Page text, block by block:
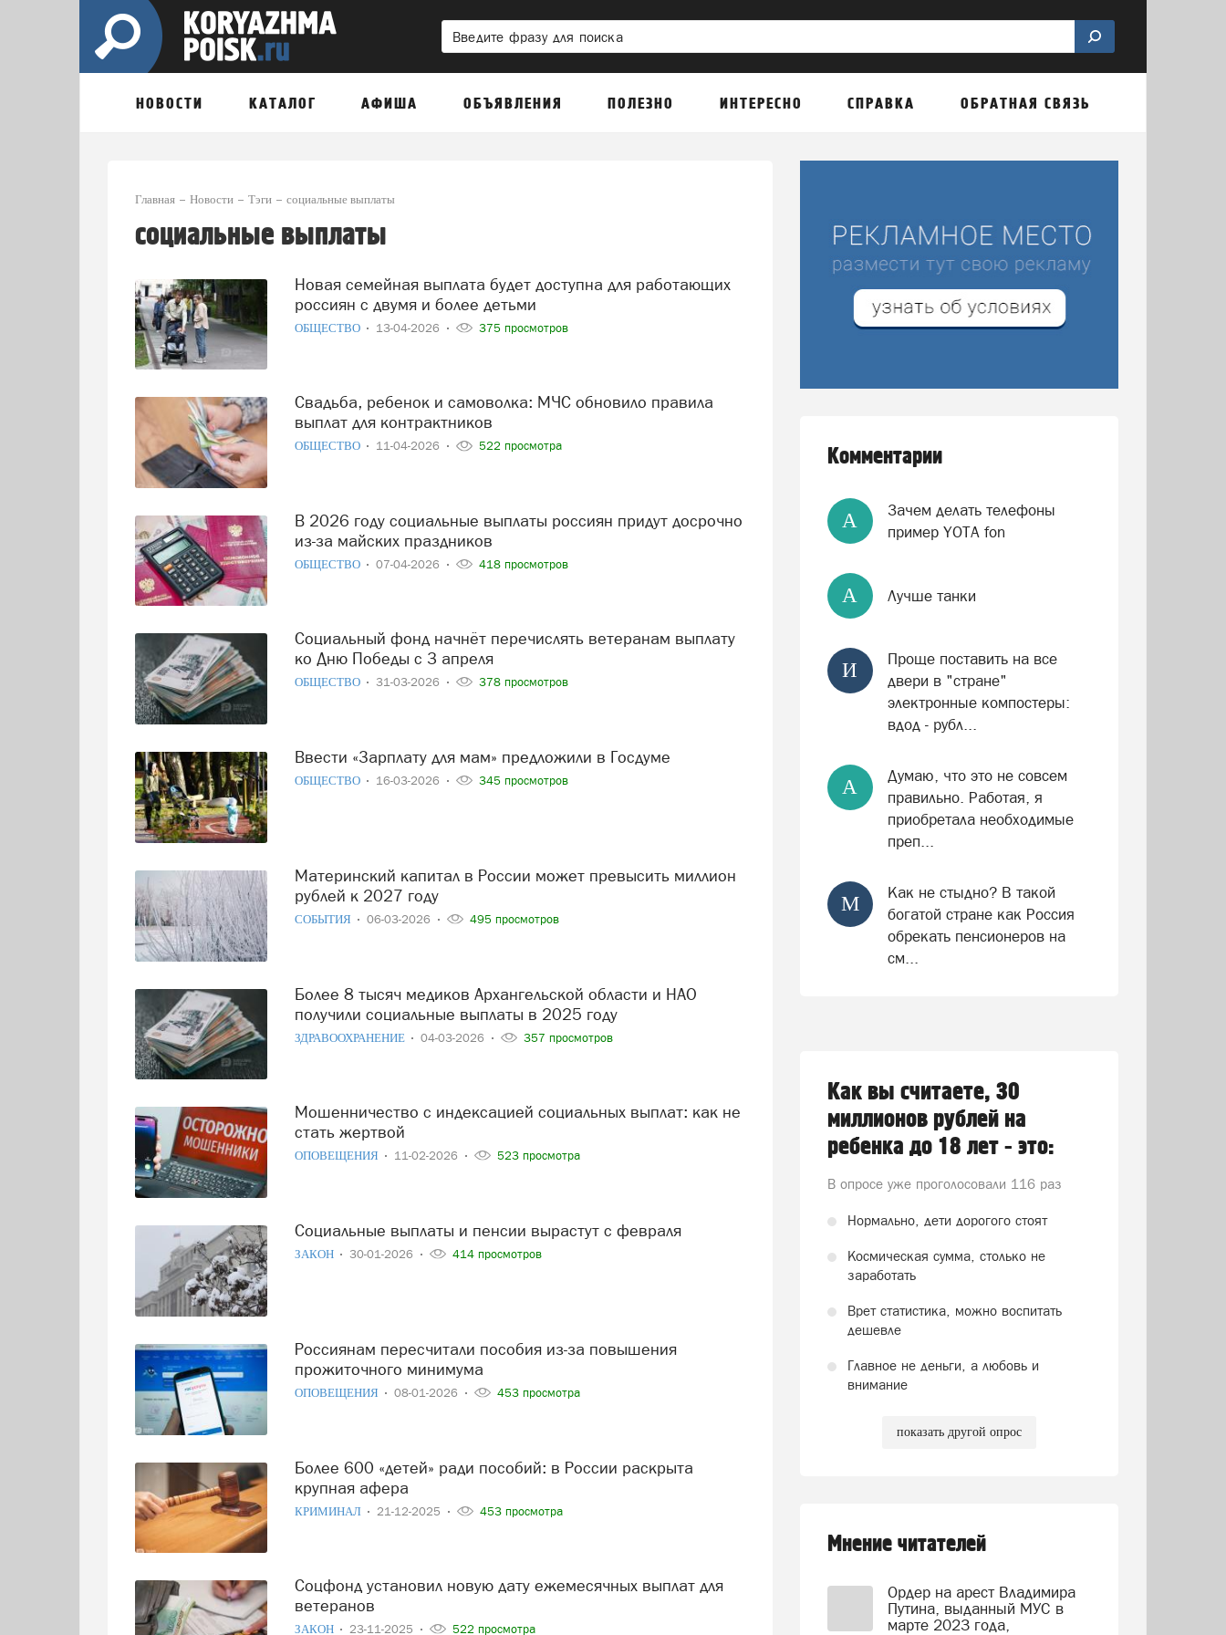
НОВОСТИ КАТАЛОГ АФИША ОБЪЯВЛЕНИЯ ПОЛЕЗНО ИНТЕРЕСНО СПРАВКА ОБРАТНАЯ СВЯЗЬ
Главная Новости Тэги социальные выплаты
социальные выплаты
Новая семейная выплата будет доступна для работающих
россиян с двумя и более детьми
ОБЩЕСТВО 13-04-2026 375 просмотров
Свадьба, ребенок и самоволка: МЧС обновило правила
выплат для контрактников
ОБЩЕСТВО 11-04-2026 522 просмотра
В 2026 году социальные выплаты россиян придут досрочно
из-за майских праздников
ОБЩЕСТВО 07-04-2026 418 просмотров
Социальный фонд начнёт перечислять ветеранам выплату
ко Дню Победы с 3 апреля
ОБЩЕСТВО 31-03-2026 378 просмотров
Ввести «Зарплату для мам» предложили в Госдуме
ОБЩЕСТВО 16-03-2026 345 просмотров
Материнский капитал в России может превысить миллион
рублей к 2027 году
СОБЫТИЯ 06-03-2026 495 просмотров
Более 8 тысяч медиков Архангельской области и НАО
получили социальные выплаты в 2025 году
ЗДРАВООХРАНЕНИЕ 04-03-2026 357 просмотров
Мошенничество с индексацией социальных выплат: как не
стать жертвой
ОПОВЕЩЕНИЯ 11-02-2026 523 просмотра
Социальные выплаты и пенсии вырастут с февраля
ЗАКОН 30-01-2026 414 просмотров
Россиянам пересчитали пособия из-за повышения
прожиточного минимума
ОПОВЕЩЕНИЯ 08-01-2026 453 просмотра
Более 600 «детей» ради пособий: в России раскрыта
крупная афера
КРИМИНАЛ 21-12-2025 453 просмотра
Соцфонд установил новую дату ежемесячных выплат для
ветеранов
ЗАКОН 23-11-2025 522 просмотра
Комментарии
А
Зачем делать телефоны
пример YOTA fon
А Лучше танки
И
Проще поставить на все
двери в "стране"
электронные компостеры:
вдод - рубл...
А
Думаю, что это не совсем
правильно. Работая, я
приобретала необходимые
преп...
М
Как не стыдно? В такой
богатой стране как Россия
обрекать пенсионеров на
см...
Как вы считаете, 30
миллионов рублей на
ребенка до 18 лет - это:
В опросе уже проголосовали 116 раз
Нормально, дети дорогого стоят
Космическая сумма, столько не
заработать
Врет статистика, можно воспитать
дешевле
Главное не деньги, а любовь и
внимание
показать другой опрос
Мнение читателей
Ордер на арест Владимира
Путина, выданный МУС в
марте 2023 года,